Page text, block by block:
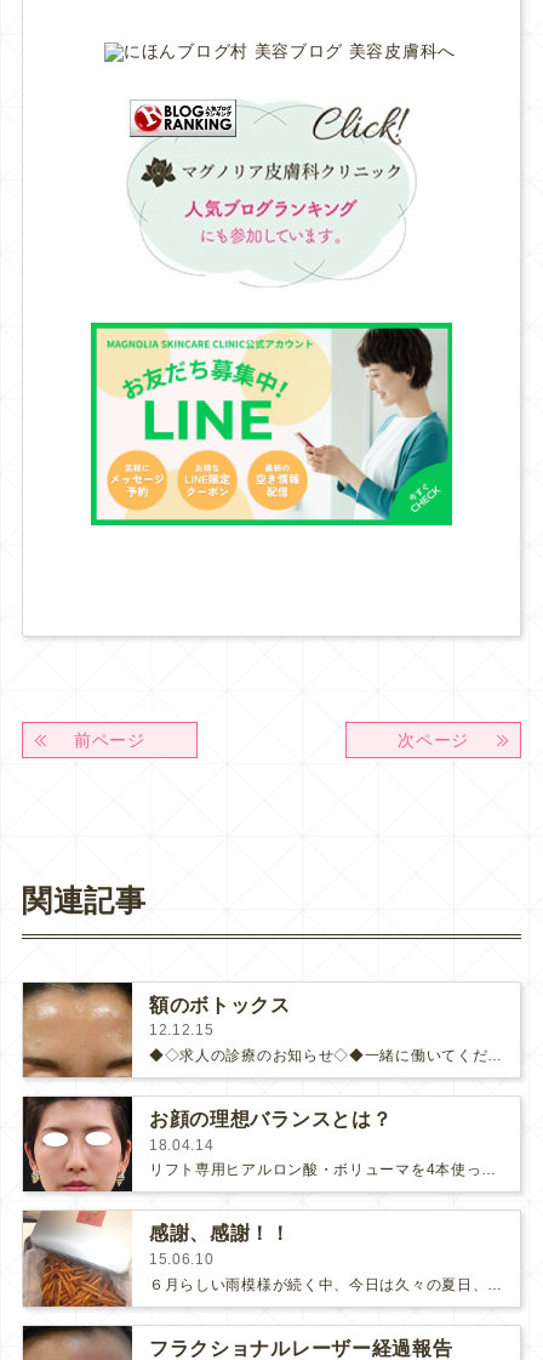
前ページ 次ページ
関連記事
額のボトックス
12.12.15
◆◇求人の診療のお知らせ◇◆一緒に働いてくださる看護師と医師を募集しています！ご興味のある方、ぜひこちらをご覧下さいませ♪◆◇…
お顔の理想バランスとは？
18.04.14
リフト専用ヒアルロン酸・ボリューマを4本使って顔のバランスを整えた方をご紹介します。↑治療前元々キレイな方ですね！↑4本注…
感謝、感謝！！
15.06.10
フラクショナルレーザー経過報告